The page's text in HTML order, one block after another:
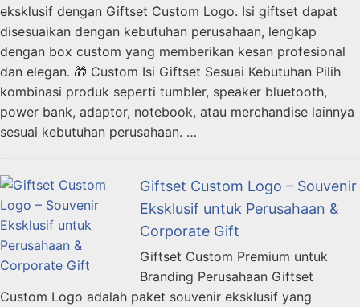
eksklusif dengan Giftset Custom Logo. Isi giftset dapat
disesuaikan dengan kebutuhan perusahaan, lengkap
dengan box custom yang memberikan kesan profesional
dan elegan. 🎁 Custom Isi Giftset Sesuai Kebutuhan Pilih
kombinasi produk seperti tumbler, speaker bluetooth,
power bank, adaptor, notebook, atau merchandise lainnya
sesuai kebutuhan perusahaan. …
Giftset Custom Logo – Souvenir
Eksklusif untuk Perusahaan &
Corporate Gift
Giftset Custom Premium untuk
Branding Perusahaan Giftset
Custom Logo adalah paket souvenir eksklusif yang